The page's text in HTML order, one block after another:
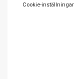
Cookie-inställningar